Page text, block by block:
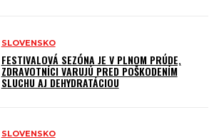
SLOVENSKO
FESTIVALOVÁ SEZÓNA JE V PLNOM PRÚDE,
ZDRAVOTNÍCI VARUJÚ PRED POŠKODENÍM
SLUCHU AJ DEHYDRATÁCIOU
SLOVENSKO